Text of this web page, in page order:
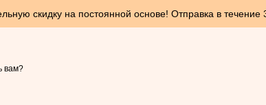
скидку на постоянной основе! Отправка в
вам?